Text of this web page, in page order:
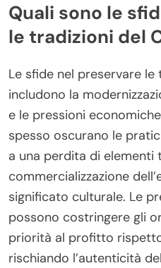
Quali sono le
le tradizioni del
Le sfide nel preservare
includono la
e le pressioni
spesso oscurano le
a una perdita di elementi
commercializzazione
significato culturale. Le
possono costringere gli
priorità al profitto
rischiando l’autenticità